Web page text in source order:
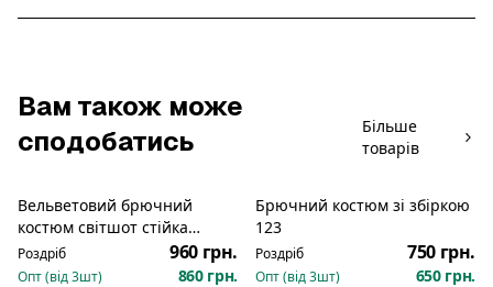
Вам також може
сподобатись
Більше
товарів
Вельветовий брючний
костюм світшот стійка
змійка джогери 1080
Роздріб 960 грн.
Опт (від3шт) 860 грн.
Новинка
Брючний костюм зі збіркою
123
Роздріб 750 грн.
Опт (від3шт) 650 грн.